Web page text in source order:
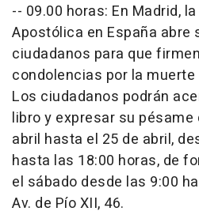
-- 09.00 horas: En Madrid,
Apostólica en España abre
ciudadanos para que
condolencias por la
Los ciudadanos podrán
libro y expresar su pésame
abril hasta el 25 de abril,
hasta las 18:00 horas, de
el sábado desde las 9:00
Av. de Pío XII, 46.